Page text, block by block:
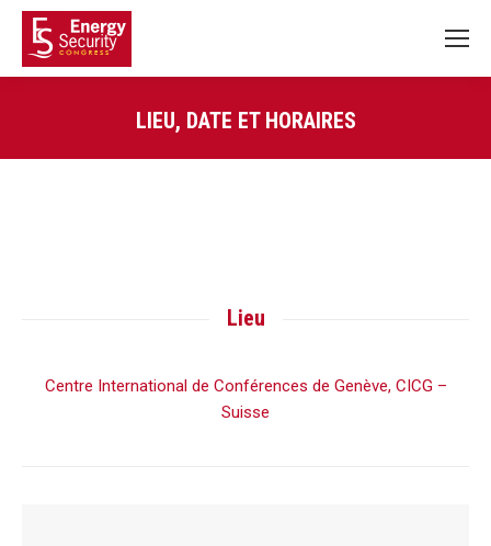
LIEU, DATE ET HORAIRES
Lieu
Centre International de Conférences de Genève, CICG –
Suisse